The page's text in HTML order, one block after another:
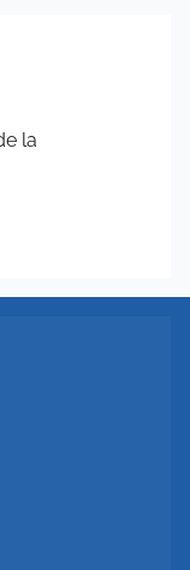
la